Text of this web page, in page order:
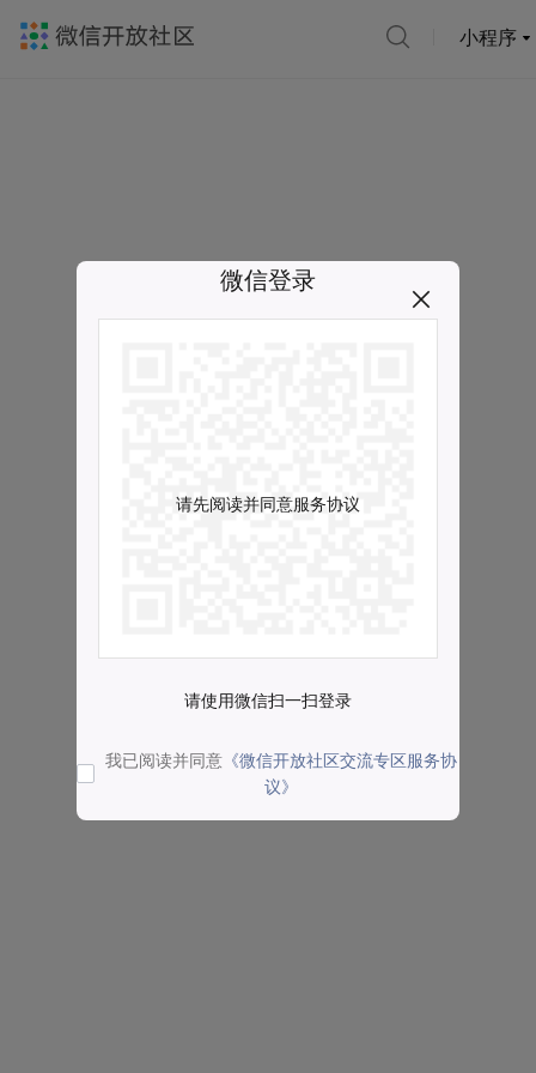
小程序
微信登录
请先阅读并同意服务协议
请使用微信扫一扫登录
我已阅读并同意 《微信开放社区交流专区服务协
议》